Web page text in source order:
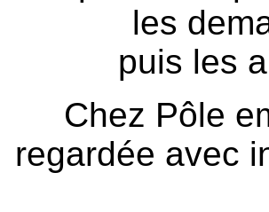
les
puis les
Chez Pôle
regardée avec